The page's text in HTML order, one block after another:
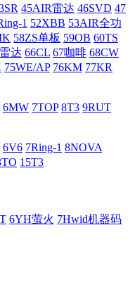
45AIR雷达 46SVD 47
1 52XBB 53AIR全功
58ZS单板 59OB 60TS
达 66CL 67咖啡 68CW
75WE/AP 76KM 77KR
6MW 7TOP 8T3 9RUT
6V6 7Ring-1 8NOVA
15T3
6YH萤火 7Hwid机器码